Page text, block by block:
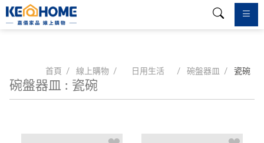
首頁 線上購物 日用生活 碗盤器皿 瓷碗
碗盤器皿 : 瓷碗